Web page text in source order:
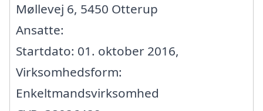
Møllevej 6, 5450 Otterup
Ansatte:
Startdato: 01. oktober 2016,
Virksomhedsform:
Enkeltmandsvirksomhed